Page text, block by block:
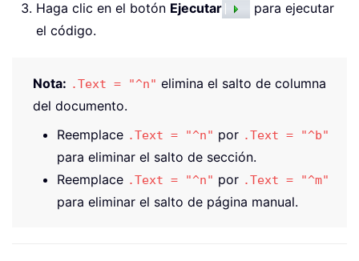
End Sub
Haga clic en el botón Ejecutar
para ejecutar
el código.
Nota: .Text = "^n" elimina el salto de columna
del documento.
Reemplace .Text = "^n" por .Text = "^b"
para eliminar el salto de sección.
Reemplace .Text = "^n" por .Text = "^m"
para eliminar el salto de página manual.